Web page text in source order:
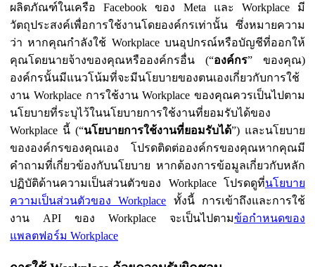
ผลิตภัณฑ์ในเครือ Facebook ของ Meta และ Workplace มี
วัตถุประสงค์เพื่อการใช้งานโดยองค์กรเท่านั้น ซึ่งหมายความ
ว่า หากคุณกำลังใช้ Workplace บนอุปกรณ์หรือบัญชีที่ออกให้
คุณโดยนายจ้างของคุณหรือองค์กรอื่น (“องค์กร” ของคุณ)
องค์กรนั้นมีแนวโน้มที่จะมีนโยบายของตนเองเกี่ยวกับการใช้
งาน Workplace การใช้งาน Workplace ของคุณควรเป็นไปตาม
นโยบายที่ระบุไว้ในนโยบายการใช้งานที่ยอมรับได้ของ
Workplace นี้ (“นโยบายการใช้งานที่ยอมรับได้”) และนโยบาย
ขององค์กรของคุณเอง โปรดติดต่อองค์กรของคุณหากคุณมี
คำถามที่เกี่ยวข้องกับนโยบาย หากต้องการข้อมูลเกี่ยวกับหลัก
ปฏิบัติด้านความเป็นส่วนตัวของ Workplace โปรดดูที่นโยบาย
ความเป็นส่วนตัวของ Workplace ทั้งนี้ การเข้าถึงและการใช้
งาน API ของ Workplace จะเป็นไปตามข้อกำหนดของ
แพลตฟอร์ม Workplace